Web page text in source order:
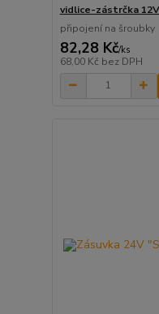
vidlice-zástrčka
připojení na šroubky
82,28 Kč/ks
68,00 Kč bez DPH